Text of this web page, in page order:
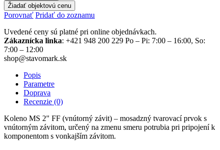
Žiadať objektovú cenu
Porovnať Pridať do zoznamu
Uvedené ceny sú platné pri online objednávkach.
Zákaznícka linka: +421 948 200 229 Po – Pi: 7:00 – 16:00, So:
7:00 – 12:00
shop@stavomark.sk
Popis
Parametre
Doprava
Recenzie (0)
Koleno MS 2" FF (vnútorný závit) – mosadzný tvarovací prvok s
vnútorným závitom, určený na zmenu smeru potrubia pri pripojení k
komponentom s vonkajším závitom.